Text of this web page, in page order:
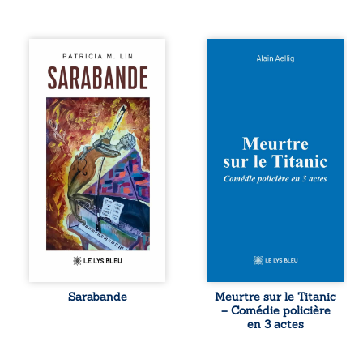
Aux chants
crépitants de l’été,
Sous le silence
ouaté de la neige
en hiver, Au cours
de nuits pâles,
Dans la clarté
bienveillante de la
lune, Rêves,
pensées, révoltes
et espoirs… Des
mots s’assemblent,
colorés, rebelles
aux règles de la
poésie, mais
chantant en
forment une
sarabande,
Sarabande
Et si le naufrage
en 1912, un
meurtre est
commis. Le drame
disparaît avec le
tard, la
l’épave fait
resurgir un secret
que l’on croyait
perdu. Dans un
Meurtre sur le Titanic
– Comédie policière
en 3 actes